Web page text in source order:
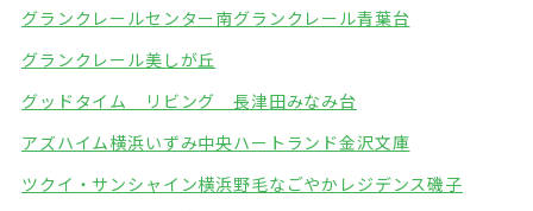
グランクレールセンター南グランクレール青葉台
グランクレール美しが丘
グッドタイム リビング 長津田みなみ台
アズハイム横浜いずみ中央ハートランド金沢文庫
ツクイ・サンシャイン横浜野毛なごやかレジデンス磯子